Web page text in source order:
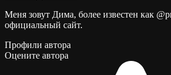
Меня зовут Дима, более известен как
официальный сайт.
Профили автора
Оцените автора